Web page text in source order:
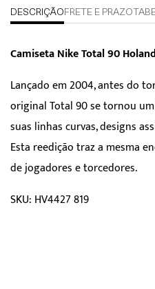
DESCRIÇÃO FRETE E PRAZO
Camiseta Nike Total 90
Lançado em 2004, antes do
original Total 90 se tornou
suas linhas curvas, designs
Esta reedição traz a mesma
de jogadores e torcedores.
SKU: HV4427 819